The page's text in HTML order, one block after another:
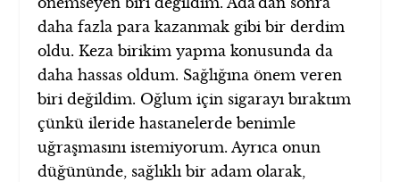
daha fazla para kazanmak gibi bir derdim
oldu. Keza birikim yapma konusunda da
daha hassas oldum. Sağlığına önem veren
biri değildim. Oğlum için sigarayı bıraktım
çünkü ileride hastanelerde benimle
uğraşmasını istemiyorum. Ayrıca onun
düğününde, sağlıklı bir adam olarak,